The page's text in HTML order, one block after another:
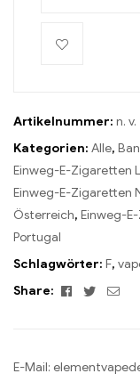
Artikelnummer: n. v.
Kategorien: Alle,
Einweg-E-Zigaretten
Einweg-E-Zigaretten
Österreich, Einweg-
Portugal
Schlagwörter: F,
Share:
Facebook
Twitter
E-Mail: